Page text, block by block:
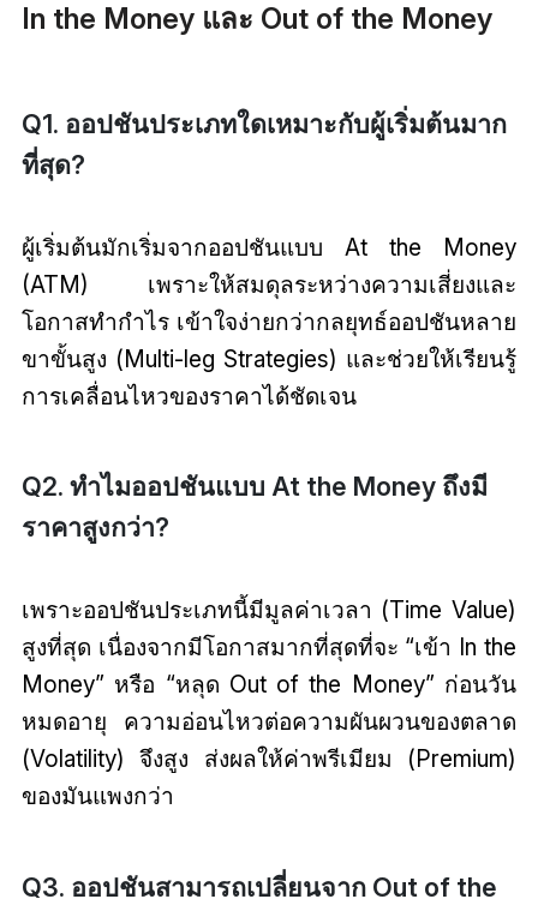
In the Money และ Out of the Money
Q1. ออปชันประเภทใดเหมาะกับผู้เริ่มต้นมาก
ที่สุด?
ผู้เริ่มต้นมักเริ่มจากออปชันแบบ At the Money
(ATM) เพราะให้สมดุลระหว่างความเสี่ยงและ
โอกาสทำกำไร เข้าใจง่ายกว่ากลยุทธ์ออปชันหลาย
ขาขั้นสูง (Multi-leg Strategies) และช่วยให้เรียนรู้
การเคลื่อนไหวของราคาได้ชัดเจน
Q2. ทำไมออปชันแบบ At the Money ถึงมี
ราคาสูงกว่า?
เพราะออปชันประเภทนี้มีมูลค่าเวลา (Time Value)
สูงที่สุด เนื่องจากมีโอกาสมากที่สุดที่จะ “เข้า In the
Money” หรือ “หลุด Out of the Money” ก่อนวัน
หมดอายุ ความอ่อนไหวต่อความผันผวนของตลาด
(Volatility) จึงสูง ส่งผลให้ค่าพรีเมียม (Premium)
ของมันแพงกว่า
Q3. ออปชันสามารถเปลี่ยนจาก Out of the